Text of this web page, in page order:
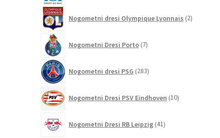
Nogometni dresi Olympique Lyonnais 2izdelka
Nogometni Dresi Porto 7izdelkov
Nogometni dresi PSG 283izdelkov
Nogometni Dresi PSV Eindhoven 10izdelkov
Nogometni Dresi RB Leipzig 41izdelkov